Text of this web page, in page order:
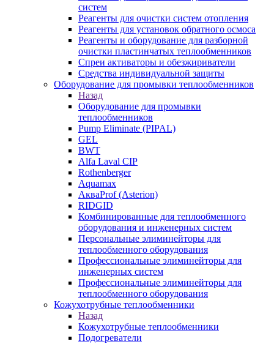
систем
Реагенты для очистки систем отопления
Реагенты для установок обратного осмоса
Реагенты и оборудование для разборной
очистки пластинчатых теплообменников
Спреи активаторы и обезжириватели
Средства индивидуальной защиты
Оборудование для промывки теплообменников
Назад
Оборудование для промывки
теплообменников
Pump Eliminate (PIPAL)
GEL
BWT
Alfa Laval CIP
Rothenberger
Aquamax
АкваProf (Asterion)
RIDGID
Комбинированные для теплообменного
оборудования и инженерных систем
Персональные элиминейторы для
теплообменного оборудования
Профессиональные элиминейторы для
инженерных систем
Профессиональные элиминейторы для
теплообменного оборудования
Кожухотрубные теплообменники
Назад
Кожухотрубные теплообменники
Подогреватели